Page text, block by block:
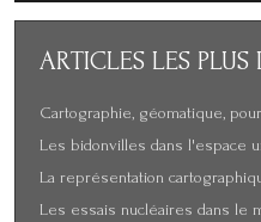
ARTICLES LES PLUS
Cartographie, géomatique,
Les bidonvilles dans l'espace
La représentation
Les essais nucléaires dans le